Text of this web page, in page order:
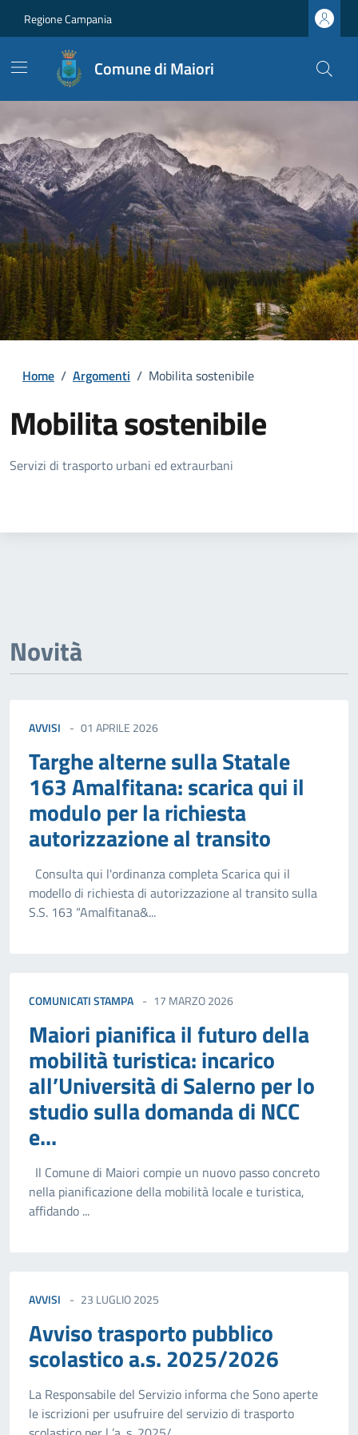
Regione Campania
Comune di Maiori
Home / Argomenti / Mobilita sostenibile
Mobilita sostenibile
Dettagli della notizia
Servizi di trasporto urbani ed extraurbani
Novità
AVVISI 01 APRILE 2026
Targhe alterne sulla Statale
163 Amalfitana: scarica qui il
modulo per la richiesta
autorizzazione al transito
Consulta qui l'ordinanza completa Scarica qui il
modello di richiesta di autorizzazione al transito sulla
S.S. 163 “Amalfitana&...
COMUNICATI STAMPA 17 MARZO 2026
Maiori pianifica il futuro della
mobilità turistica: incarico
all’Università di Salerno per lo
studio sulla domanda di NCC
e...
Il Comune di Maiori compie un nuovo passo concreto
nella pianificazione della mobilità locale e turistica,
affidando ...
AVVISI 23 LUGLIO 2025
Avviso trasporto pubblico
scolastico a.s. 2025/2026
La Responsabile del Servizio informa che Sono aperte
le iscrizioni per usufruire del servizio di trasporto